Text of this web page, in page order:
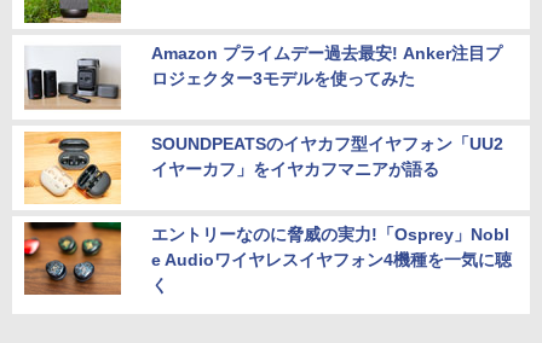
Amazon プライムデー過去最安! Anker注目プ
ロジェクター3モデルを使ってみた
SOUNDPEATSのイヤカフ型イヤフォン「UU2
イヤーカフ」をイヤカフマニアが語る
エントリーなのに脅威の実力!「Osprey」Nobl
e Audioワイヤレスイヤフォン4機種を一気に聴
く